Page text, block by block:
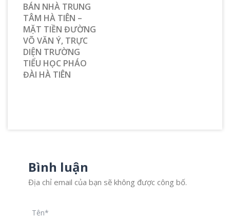
BÁN NHÀ TRUNG
TÂM HÀ TIÊN –
MẶT TIỀN ĐƯỜNG
VÕ VĂN Ý, TRỰC
DIỆN TRƯỜNG
TIỂU HỌC PHÁO
ĐÀI HÀ TIÊN
Bình luận
Địa chỉ email của bạn sẽ không được công bố.